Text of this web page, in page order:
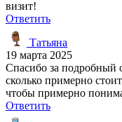
визит!
Ответить
Татьяна
19 марта 2025
Спасибо за подробный
сколько примерно
чтобы примерно
Ответить